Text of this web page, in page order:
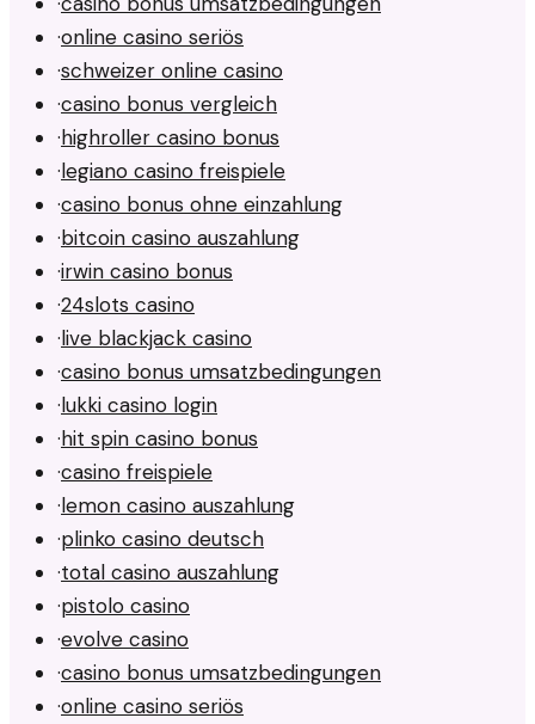
·online casino seriös
·schweizer online casino
·casino bonus vergleich
·highroller casino bonus
·legiano casino freispiele
·casino bonus ohne einzahlung
·bitcoin casino auszahlung
·irwin casino bonus
·24slots casino
·live blackjack casino
·casino bonus umsatzbedingungen
·lukki casino login
·hit spin casino bonus
·casino freispiele
·lemon casino auszahlung
·plinko casino deutsch
·total casino auszahlung
·pistolo casino
·evolve casino
·casino bonus umsatzbedingungen
·online casino seriös